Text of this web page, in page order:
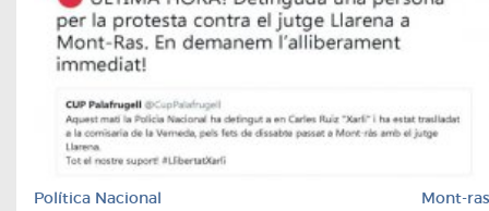
Política Nacional Mont-ras